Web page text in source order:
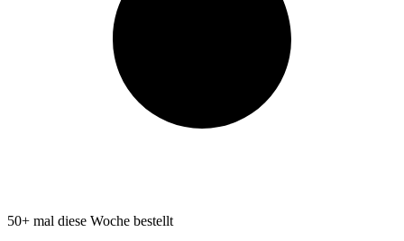
50+ mal diese Woche bestellt